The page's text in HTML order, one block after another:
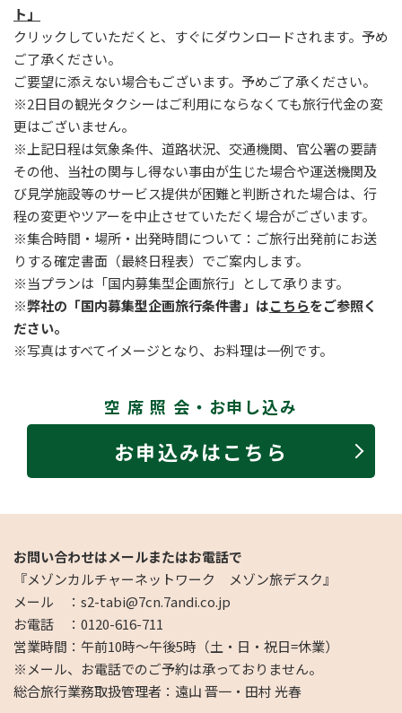
ト」
クリックしていただくと、すぐにダウンロードされます。予め
ご了承ください。
ご要望に添えない場合もございます。予めご了承ください。
※2日目の観光タクシーはご利用にならなくても旅行代金の変
更はございません。
※上記日程は気象条件、道路状況、交通機関、官公署の要請
その他、当社の関与し得ない事由が生じた場合や運送機関及
び見学施設等のサービス提供が困難と判断された場合は、行
程の変更やツアーを中止させていただく場合がございます。
※集合時間・場所・出発時間について：ご旅行出発前にお送
りする確定書面（最終日程表）でご案内します。
※当プランは「国内募集型企画旅行」として承ります。
※弊社の「国内募集型企画旅行条件書」はこちらをご参照く
ださい。
※写真はすべてイメージとなり、お料理は一例です。
空 席 照 会・お申し込み
お申込みはこちら
お問い合わせはメールまたはお電話で
『メゾンカルチャーネットワーク メゾン旅デスク』
メール ：s2-tabi@7cn.7andi.co.jp
お電話 ：0120-616-711
営業時間：午前10時～午後5時（土・日・祝日=休業）
※メール、お電話でのご予約は承っておりません。
総合旅行業務取扱管理者：遠山 晋一・田村 光春